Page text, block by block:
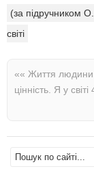
(за підручником
світі
«« Життя
цінність. Я у